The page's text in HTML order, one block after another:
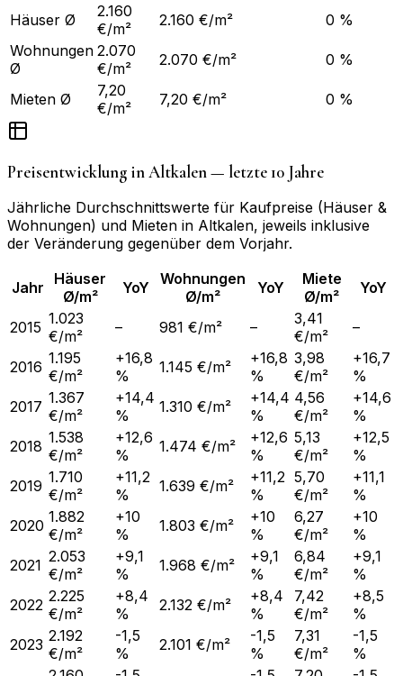
Häuser Ø
2.160
€/m²
2.160 €/m²
0 %
Wohnungen
Ø
2.070
€/m²
2.070 €/m² 0 %
Mieten Ø
7,20
€/m²
7,20 €/m² 0 %
Preisentwicklung inAltkalen— letzte 10 Jahre
Jährliche Durchschnittswerte für Kaufpreise (Häuser &
Wohnungen) und Mieten in Altkalen, jeweils inklusive
der Veränderung gegenüber dem Vorjahr.
Jahr
Häuser
Ø/m²
YoY
Wohnungen
Ø/m²
YoY
Miete
Ø/m²
YoY
2015 1.023
€/m²
– 981 €/m² –
3,41
€/m²
–
2016 1.195
€/m²
+16,8
%
1.145 €/m²
+16,8
%
3,98
€/m²
+16,7
%
2017 1.367
€/m²
+14,4
%
1.310 €/m²
+14,4
%
4,56
€/m²
+14,6
%
2018 1.538
€/m²
+12,6
%
1.474 €/m²
+12,6
%
5,13
€/m²
+12,5
%
2019 1.710
€/m²
+11,2
%
1.639 €/m²
+11,2
%
5,70
€/m²
+11,1
%
2020 1.882
€/m²
+10
%
1.803 €/m²
+10
%
6,27
€/m²
+10
%
2021 2.053
€/m²
+9,1
%
1.968 €/m²
+9,1
%
6,84
€/m²
+9,1
%
2022 2.225
€/m²
+8,4
%
2.132 €/m²
+8,4
%
7,42
€/m²
+8,5
%
2023 2.192
€/m²
-1,5
%
2.101 €/m²
-1,5
%
7,31
€/m²
-1,5
%